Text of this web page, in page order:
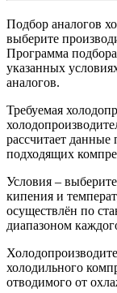
Подбор аналогов
выберите
Программа
указанных
аналогов.
Требуемая
рассчитает
подходящих
Условия –
кипения и
осуществлён по
диапазоном
холодильного
отводимого от